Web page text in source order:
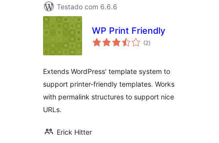
Testado com 6.6.6
WP Print Friendly
(2total
de
)
Extends WordPress' template system to
support printer-friendly templates. Works
with permalink structures to support nice
URLs.
Erick Hitter